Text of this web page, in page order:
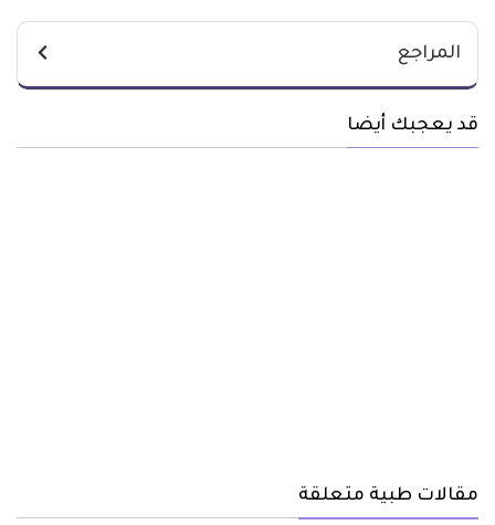
المراجع
قد يعجبك أيضا
مقالات طبية متعلقة